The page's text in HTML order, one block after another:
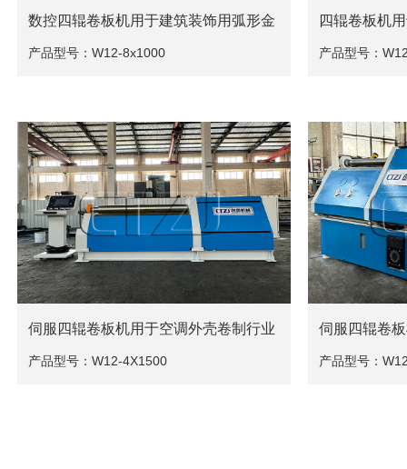
数控四辊卷板机用于建筑装饰用弧形金
属板材生产
产品型号：W12-8x1000
四辊卷板机
弧形部件
产品型号：
伺服四辊卷板机用于空调外壳卷制行业
产品型号：W12-4X1500
伺服四辊卷
产品型号：